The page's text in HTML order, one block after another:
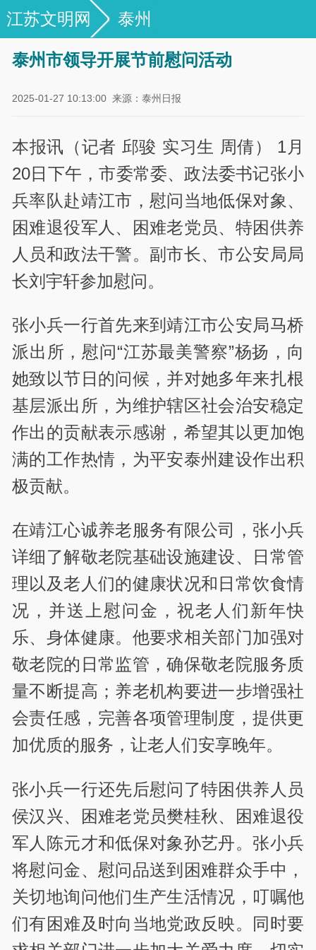
江苏文明网 泰州
泰州市领导开展节前慰问活动
2025-01-27 10:13:00 来源：泰州日报
本报讯（记者 邱骏 实习生 周倩） 1月
20日下午，市委常委、政法委书记张小
兵率队赴靖江市，慰问当地低保对象、
困难退役军人、困难老党员、特困供养
人员和政法干警。副市长、市公安局局
长刘宇轩参加慰问。
张小兵一行首先来到靖江市公安局马桥
派出所，慰问“江苏最美警察”杨扬，向
她致以节日的问候，并对她多年来扎根
基层派出所，为维护辖区社会治安稳定
作出的贡献表示感谢，希望其以更加饱
满的工作热情，为平安泰州建设作出积
极贡献。
在靖江心诚养老服务有限公司，张小兵
详细了解敬老院基础设施建设、日常管
理以及老人们的健康状况和日常饮食情
况，并送上慰问金，祝老人们新年快
乐、身体健康。他要求相关部门加强对
敬老院的日常监管，确保敬老院服务质
量不断提高；养老机构要进一步增强社
会责任感，完善各项管理制度，提供更
加优质的服务，让老人们安享晚年。
张小兵一行还先后慰问了特困供养人员
侯汉兴、困难老党员樊桂秋、困难退役
军人陈元才和低保对象孙艺丹。张小兵
将慰问金、慰问品送到困难群众手中，
关切地询问他们生产生活情况，叮嘱他
们有困难及时向当地党政反映。同时要